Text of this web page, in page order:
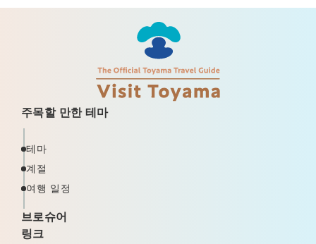
주목할 만한 테마
테마
계절
여행 일정
브로슈어
링크